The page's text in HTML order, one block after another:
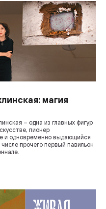
магия
– одна из главных фигур
пионер
и одновременно выдающийся
прочего первый павильон